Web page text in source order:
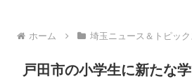
ホーム 埼玉ニュース＆トピック
戸田市の小学生に新たな